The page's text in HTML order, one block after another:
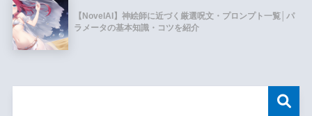
【NovelAI】神絵師に近づく厳選呪文・プロンプト一覧│パ
ラメータの基本知識・コツを紹介